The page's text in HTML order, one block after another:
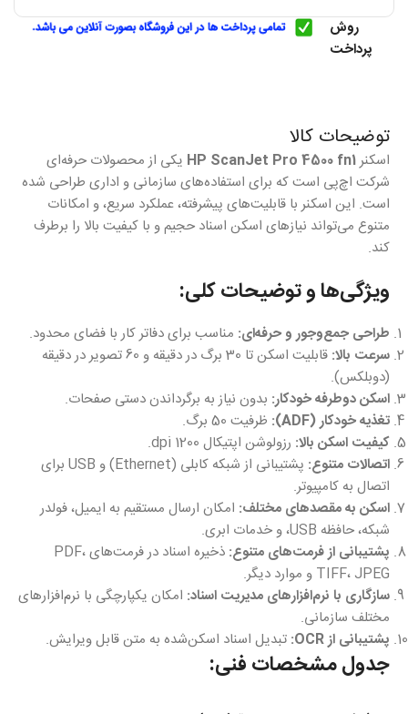
روش
پرداخت
توضیحات کالا
اسکنرHP ScanJet Pro 4500 fn1 یکی از محصولات حرفه‌ای
شرکت اچ‌پی است که برای استفاده‌های سازمانی و اداری طراحی شده
است. این اسکنر با قابلیت‌های پیشرفته، عملکرد سریع، و امکانات
متنوع می‌تواند نیازهای اسکن اسناد حجیم و با کیفیت بالا را برطرف
کند.
ویژگی‌ها و توضیحات کلی:
طراحی جمع‌وجور و حرفه‌ای: مناسب برای دفاتر کار با فضای محدود.
سرعت بالا:
قابلیت اسکن تا 30 برگ در دقیقه و 60 تصویر در دقیقه
(دوبلکس).
اسکن دوطرفه خودکار: بدون نیاز به برگرداندن دستی صفحات.
تغذیه خودکار (ADF):
ظرفیت 50 برگ.
کیفیت اسکن بالا: رزولوشن اپتیکال 1200 dpi.
اتصالات متنوع:
پشتیبانی از شبکه کابلی (Ethernet) و USB برای
اتصال به کامپیوتر.
اسکن به مقصدهای مختلف: امکان ارسال مستقیم به ایمیل، فولدر
شبکه، حافظه USB، و خدمات ابری.
پشتیبانی از فرمت‌های متنوع:
ذخیره اسناد در فرمت‌های PDF،
TIFF، JPEG و موارد دیگر.
سازگاری با نرم‌افزارهای مدیریت اسناد: امکان یکپارچگی با نرم‌افزارهای
مختلف سازمانی.
پشتیبانی از OCR:
تبدیل اسناد اسکن‌شده به متن قابل ویرایش.
جدول مشخصات فنی: